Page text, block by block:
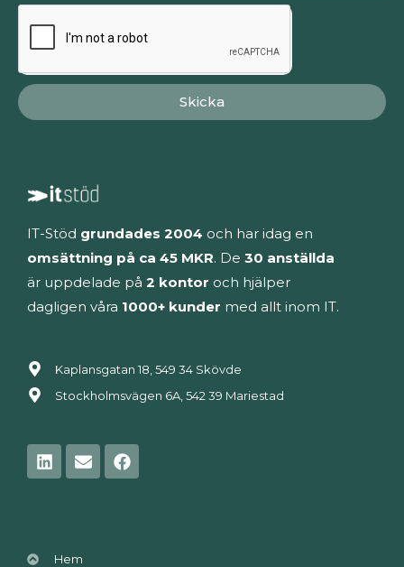
Skicka
IT-Stöd grundades 2004 och har idag en
omsättning på ca 45 MKR. De 30 anställda
är uppdelade på 2 kontor och hjälper
dagligen våra 1000+ kunder med allt inom IT.
Kaplansgatan 18, 549 34 Skövde
Stockholmsvägen 6A, 542 39 Mariestad
LinkedinEnvelopeFacebook
Hem